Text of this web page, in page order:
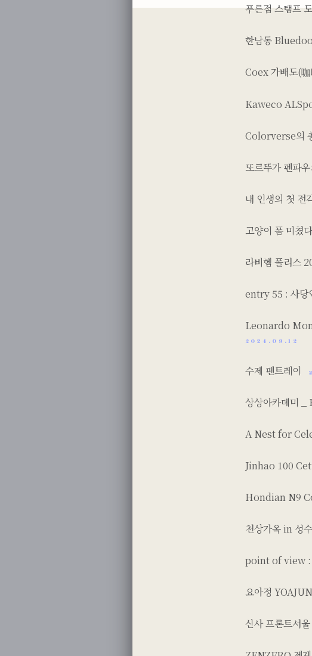
푸른점 스탬프
한남동
Coex 가배도(
Kaweco
Colorverse의
또르뚜가 펜파
내 인생의 첫 전
고양이 폼 미쳤
라비헴 폴리스
entry 55 : 사당
Leonardo
2024.09.12
수제 펜트레이
상상아카데미
A Nest for
Jinhao 100
Hondian N9
천상가옥 in 성
point of view :
요아정
신사 프론트서